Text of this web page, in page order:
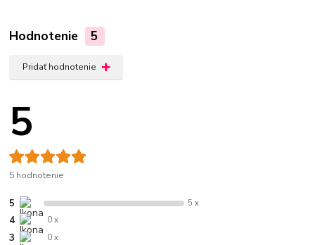
Hodnotenie 5
Pridať hodnotenie
5
5 hodnotenie
5 5 x
4 0 x
3 0 x